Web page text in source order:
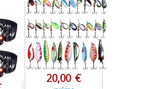
20,00 €